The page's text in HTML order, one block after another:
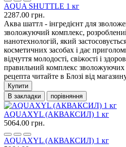
AQUA SHUTTLE 1 кг
2287.00 грн.
Аква шаттл - інгредієнт для
зволожуючий комплекс,
нанотехнологій, який
косметичних засобах і дає
відчуття молодості, свіжості і
правильний комплекс зволожуючих
рецепта читайте в Блозі від
Купити
В закладки
порівняння
AQUAXYL (АКВАКСИЛ) 1 кг
5064.00 грн.
AQUAXYL (АКВАКСИЛ) 1 кг